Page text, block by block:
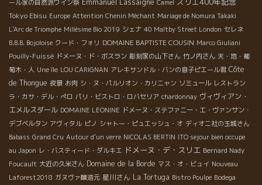
ール家の自然派ワイン祭
Camel
Tokyo Ebisu Europe Attention Chenin Méchant Mariage de Nomura Takaki
L'Arc de Triomphe Millésime Bio 2019 シェナ 40 Maltby Street London セレネ
B.B.B. Bojoloise クード・フォリ DOMAINE BAPTISTE COUSIN Marco Giuliani
Pouilly-Fuissé ドメーヌ・ド・ボスラン 彫刻家の山下さん 竹ノ内さん 天・地・葡
萄木・人 Une île LOU CARIGNAN アレキサンドル・バンの息子ピエール君 Côte
de Thongue 夜景 お肉 シ・ヌ・パルリオン・カリニャン ソミュール レストラン
ラ・カサ・デル・ぺロ パリ・ビストロ・ロバセリア chardonnay ヴィヴィアン・
エメルスダール DOMAINE LEONINE ドメーヌ・ステファニー・エ・ヴァンサン・
デブベルタン アヴィタル ピノ シャトー・ピュエッシュ・オ ディオニ社の玉城さん
Babass Grand Cru Autour d'un verre NICOLAS BERTIN ITO sejour bien occupe
au Japon レ・バスティード・ダルキエ ドメーヌ・デ・スリエ Bernard Nady
Foucault 大近の久米さん Domaine de la Borde マス・オ・ビュイ Nouveau
Laforest2018 ガヌヴァ醸造元 星川さん La Tortuga Bistro Poulpe Bodega